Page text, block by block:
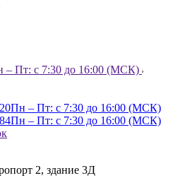
– Пт: с 7:30 до 16:00 (МСК)
Пн – Пт: с 7:30 до 16:00 (МСК)
Пн – Пт: с 7:30 до 16:00 (МСК)
2, здание 3Д